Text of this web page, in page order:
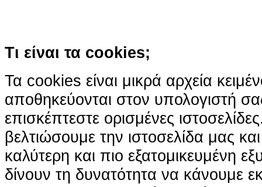
Τι είναι τα cookies;
Τα cookies είναι μικρά αρχεία
αποθηκεύονται στον υπολογιστή
επισκέπτεστε ορισμένες
βελτιώσουμε την ιστοσελίδα μας
καλύτερη και πιο εξατομικευμένη
δίνουν τη δυνατότητα να κάνουμε